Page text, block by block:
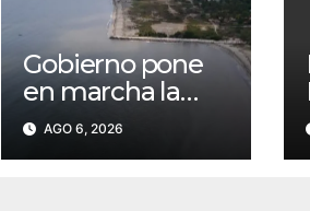
Gobierno pone
en marcha la
implementación
del Acuerdo de
AGO 6, 2026